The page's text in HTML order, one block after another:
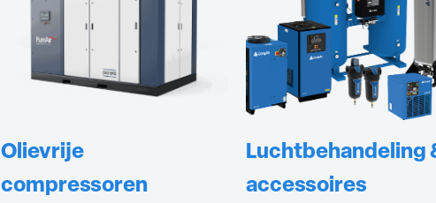
Luchtbehandeling
accessoires
Olievrije
compressoren